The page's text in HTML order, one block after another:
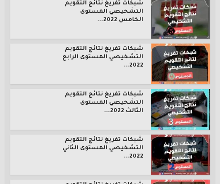
شبكات تفريغ نتائج التقويم
التشخيصي المستوى
الخامس 2022...
شبكات تفريغ نتائج التقويم
التشخيصي المستوى الرابع
2022...
شبكات تفريغ نتائج التقويم
التشخيصي المستوى
الثالث 2022...
شبكات تفريغ نتائج التقويم
التشخيصي المستوى الثاني
2022...